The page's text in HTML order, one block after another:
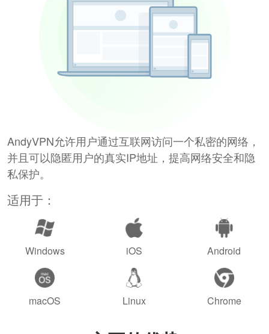
AndyVPN允许用户通过互联网访问一个私密的网络，
并且可以隐匿用户的真实IP地址，提高网络安全和隐
私保护。
适用于：
Windows iOS Android
macOS Linux Chrome